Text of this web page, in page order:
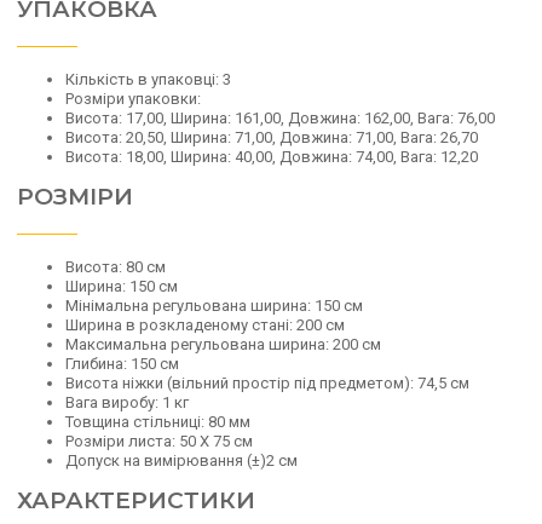
УПАКОВКА
Кількість в упаковці: 3
Розміри упаковки:
Висота: 17,00, Ширина: 161,00, Довжина: 162,00, Вага: 76,00
Висота: 20,50, Ширина: 71,00, Довжина: 71,00, Вага: 26,70
Висота: 18,00, Ширина: 40,00, Довжина: 74,00, Вага: 12,20
РОЗМІРИ
Висота: 80 см
Ширина: 150 см
Мінімальна регульована ширина: 150 см
Ширина в розкладеному стані: 200 см
Максимальна регульована ширина: 200 см
Глибина: 150 см
Висота ніжки (вільний простір під предметом): 74,5 см
Вага виробу: 1 кг
Товщина стільниці: 80 мм
Розміри листа: 50 X 75 см
Допуск на вимірювання (±)2 см
ХАРАКТЕРИСТИКИ